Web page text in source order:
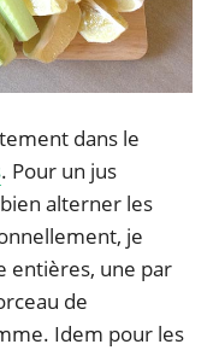
dans le
. Pour un jus
alterner les
je
entières, une par
de
Idem pour les